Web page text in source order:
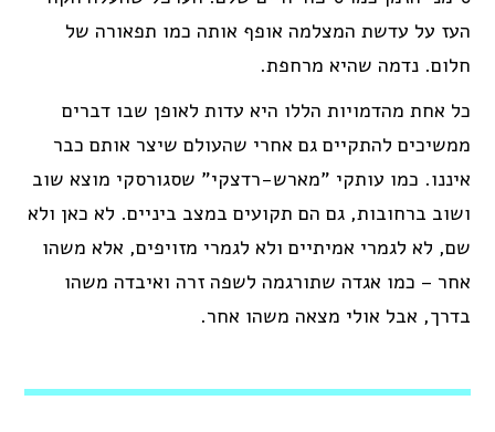
העז על עדשת המצלמה אופף אותה כמו תפאורה של
חלום. נדמה שהיא מרחפת.
כל אחת מהדמויות הללו היא עדות לאופן שבו דברים
ממשיכים להתקיים גם אחרי שהעולם שיצר אותם כבר
איננו. כמו עותקי "מארש-רדצקי" שסגורסקי מוצא שוב
ושוב ברחובות, גם הם תקועים במצב ביניים. לא כאן ולא
שם, לא לגמרי אמיתיים ולא לגמרי מזויפים, אלא משהו
אחר – כמו אגדה שתורגמה לשפה זרה ואיבדה משהו
בדרך, אבל אולי מצאה משהו אחר.